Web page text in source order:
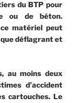
du BTP pour
ou de béton.
matériel peut
déflagrant et
au moins deux
d’accident
cartouches. Le